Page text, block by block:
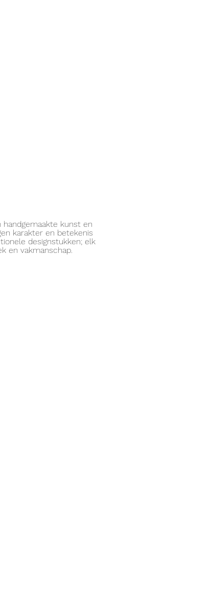
kunst en
karakter en betekenis
designstukken; elk
en vakmanschap.